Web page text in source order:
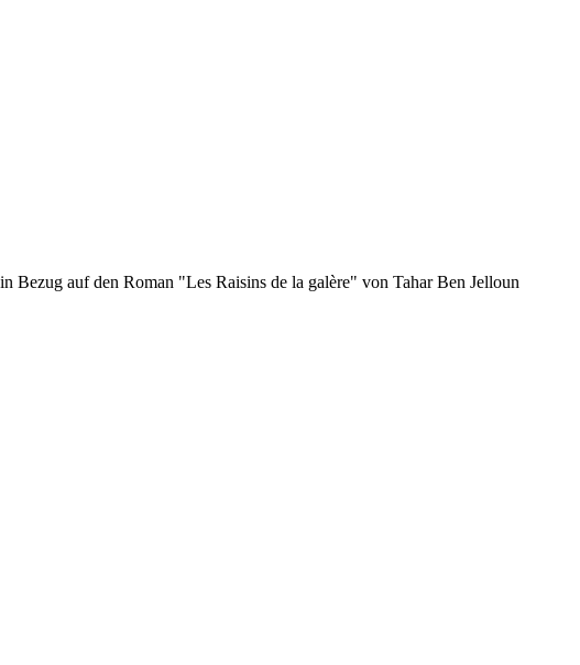
auf den Roman "Les Raisins de la galère" von Tahar Ben Jelloun